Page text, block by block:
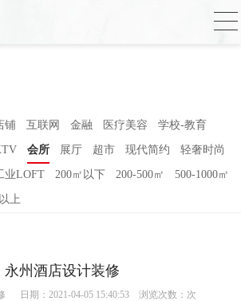
下载,草莓视频APP在线
频在线观看,草莓视频色免
铺 互联网 金融 医疗美容 学校-教育
会所 展厅 超市 现代简约 轻奢时尚
业LOFT 200㎡以下 200-500㎡ 500-1000㎡
上
永州酒店设计装修
日期：2021-04-05 15:40:53 浏览次数： 次